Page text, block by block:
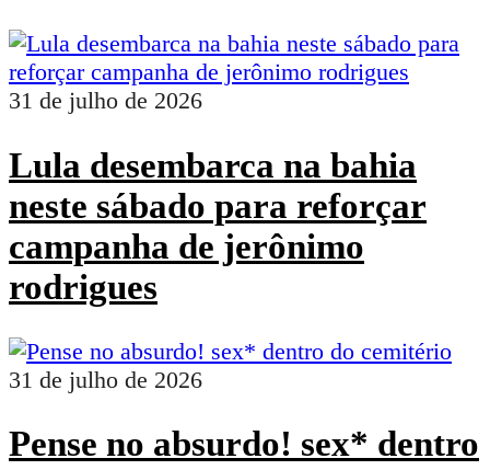
31 de julho de 2026
Lula desembarca na bahia
neste sábado para reforçar
campanha de jerônimo
rodrigues
31 de julho de 2026
Pense no absurdo! sex* dentro